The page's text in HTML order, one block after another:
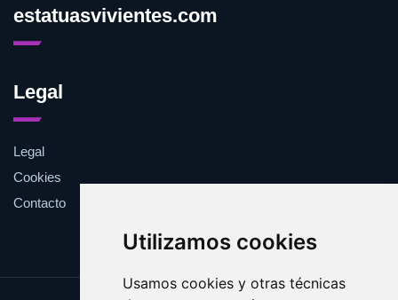
Utilizamos cookies
Usamos cookies y otras técnicas
estatuasvivientes.com
Legal
Legal
Cookies
Contacto